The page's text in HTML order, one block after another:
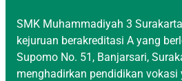
SMK Muhammadiyah 3
kejuruan berakreditasi A yang
Supomo No. 51, Banjarsari,
menghadirkan pendidikan vokasi